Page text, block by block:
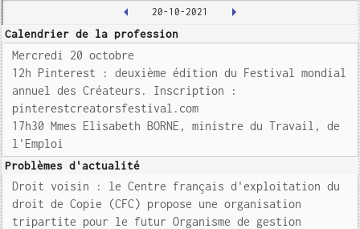
20-10-2021
Calendrier de la profession
Mercredi 20 octobre
12h Pinterest : deuxième édition du Festival mondial
annuel des Créateurs. Inscription :
pinterestcreatorsfestival.com
17h30 Mmes Elisabeth BORNE, ministre du Travail, de
l'Emploi
Problèmes d'actualité
Droit voisin : le Centre français d'exploitation du
droit de Copie (CFC) propose une organisation
tripartite pour le futur Organisme de gestion